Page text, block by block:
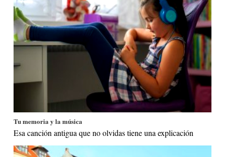
Tu memoria y la música
Esa canción antigua que no olvidas tiene una explicación